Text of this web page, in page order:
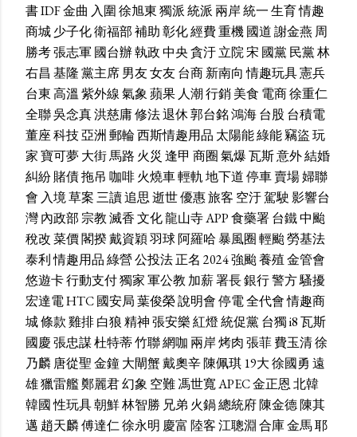
書IDF金曲 入圍徐旭東獨派統派 兩岸統一生育情趣
商城少子化衛福部補助彰化經費重機國道謝金燕 周
勝考張志軍國台辦執政中央貪汙立院宋 國黨民黨林
右昌 基隆黨主席男友女友台商新南向 情趣玩具憲兵
台東高溫 紫外線氣象蘋果 人潮行銷美食 電商徐重仁
全聯吳念真洪慈庸修法退休郭台銘鴻海台股 台積電
董座科技亞洲 郵輪西斯情趣用品 太陽能綠能竊盜玩
家寶可夢大街馬路 火災 逢甲 商圈氣爆瓦斯意外結婚
糾紛賭債拖吊 咖啡火燒車輕軌地下道停車賣場婦聯
會 入境草案三讀追思逝世優惠旅客 空汙駕駛影響台
灣內政部宗教滅香文化龍山寺APP食藥署台鐵中颱
稅改菜價閣揆戴資穎羽球阿羅哈暴風圈輕颱勞基法
泰利情趣用品綠營公投法正名 2024強颱養殖金管會
悠遊卡行動支付獨家軍公教 加薪署長銀行警方騷擾
宏達電HTC國安局葉俊榮說明會停電全代會情趣商
城條款雞排白狼精神張安樂紅燈統促黨台獨i8瓦斯
國慶張忠謀杜特蒂竹聯網咖 兩岸烤肉張菲費玉清徐
乃麟唐從聖金鐘大閘蟹戴奧辛陳佩琪 19大徐國勇 遠
雄獵雷艦鄭麗君幻象 空難馮世寬APEC金正恩北韓
韓國性玩具朝鮮林智勝 兄弟 火鍋總統府陳金德陳其
邁 趙天麟傅達仁徐永明 慶富 陸客江聰淵 合庫金馬耶